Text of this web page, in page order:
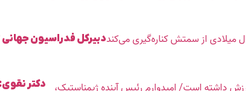
دبیرکل فدراسیون
دکتر